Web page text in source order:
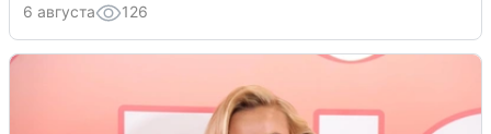
6 августа 126